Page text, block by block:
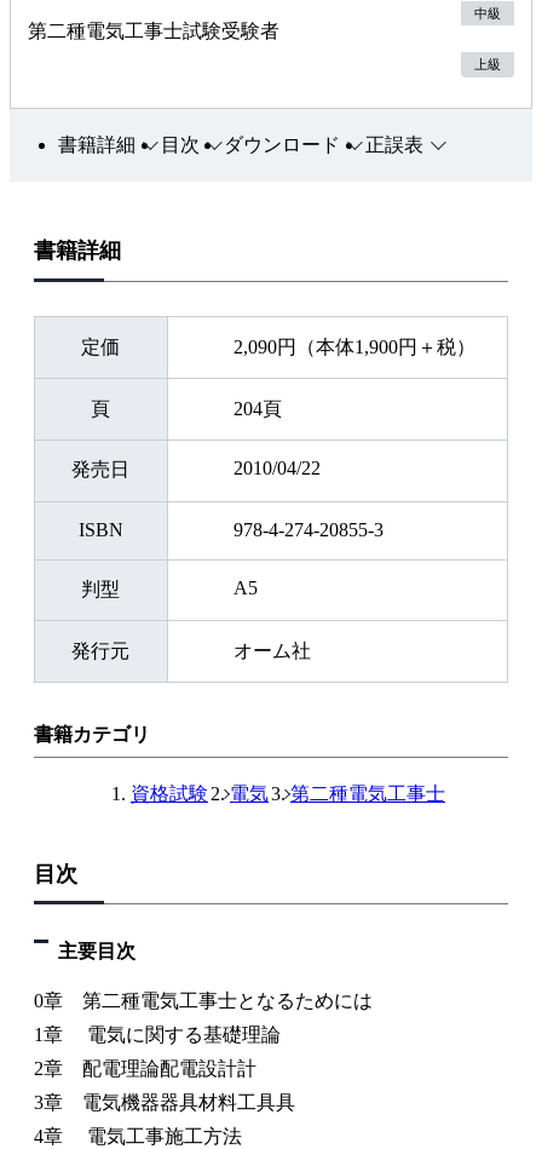
第二種電気工事士試験受験者
中級
上級
書籍詳細 目次 ダウンロード 正誤表
書籍詳細
定価 2,090円（本体1,900円＋税）
頁 204頁
発売日 2010/04/22
ISBN 978-4-274-20855-3
判型 A5
発行元 オーム社
書籍カテゴリ
資格試験 電気 第二種電気工事士
目次
主要目次
0章 第二種電気工事士となるためには
1章 電気に関する基礎理論
2章 配電理論配電設計計
3章 電気機器器具材料工具具
4章 電気工事施工方法